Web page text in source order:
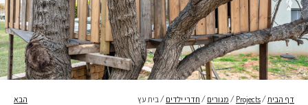
דף הבית/
Projects
/ מגורים / חדרי ילדים /בית עץ הבא